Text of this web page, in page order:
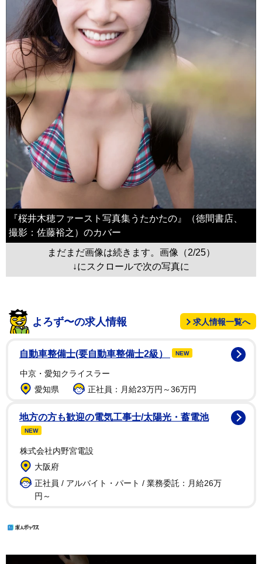
『桜井木穂ファースト写真集うたかたの』（徳間書店、
撮影：佐藤裕之）のカバー
まだまだ画像は続きます。画像（2/25）
↓にスクロールで次の写真に
よろず〜の求人情報 求人情報一覧へ
自動車整備士(要自動車整備士2級） NEW
中京・愛知クライスラー
愛知県
正社員：月給23万円～36万円
地方の方も歓迎の電気工事士/太陽光・蓄電池
NEW
株式会社内野宮電設
大阪府
正社員 / アルバイト・パート / 業務委託：月給26万
円～